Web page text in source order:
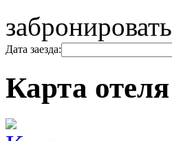
забронировать
Дата заезда:
Карта отеля